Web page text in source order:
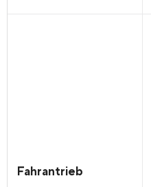
Fahrantrieb